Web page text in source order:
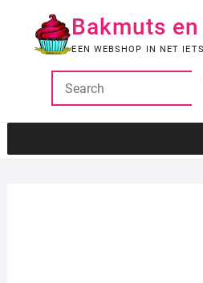
Bakmuts
EEN WEBSHOP IN NET